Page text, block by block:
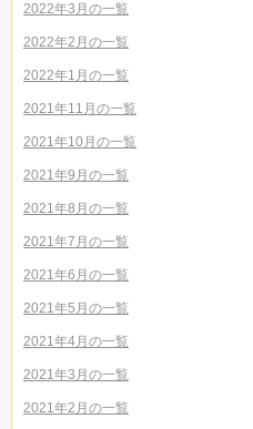
2022年3月の一覧
2022年2月の一覧
2022年1月の一覧
2021年11月の一覧
2021年10月の一覧
2021年9月の一覧
2021年8月の一覧
2021年7月の一覧
2021年6月の一覧
2021年5月の一覧
2021年4月の一覧
2021年3月の一覧
2021年2月の一覧